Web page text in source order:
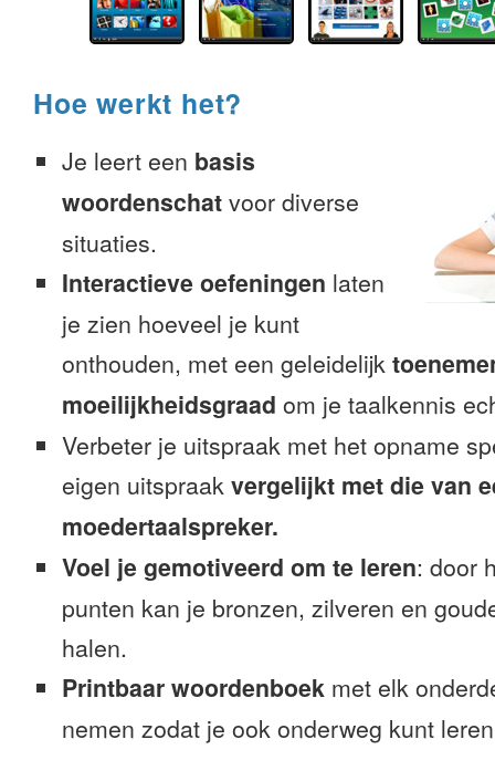
Hoe werkt het?
Je leert een basis
woordenschat voor diverse
situaties.
Interactieve oefeningen laten
je zien hoeveel je kunt
onthouden, met een geleidelijk
moeilijkheidsgraad om je taalkennis
Verbeter je uitspraak met het opname
eigen uitspraak vergelijkt met die van
moedertaalspreker.
Voel je gemotiveerd om te leren: door
punten kan je bronzen, zilveren en
halen.
Printbaar woordenboek met elk
nemen zodat je ook onderweg kunt